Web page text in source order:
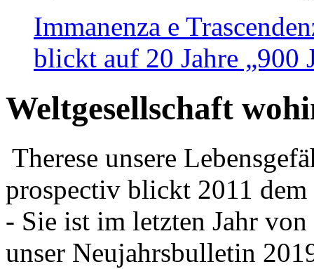
Immanenza e
blickt auf 20 Jahre „900
Weltgesellschaft
Therese unsere
prospectiv blickt 2011
- Sie ist im letzten Jahr
unser Neujahrsbulletin